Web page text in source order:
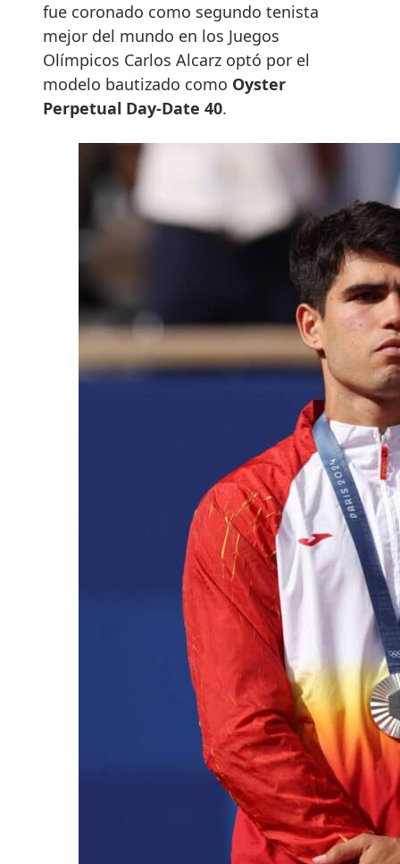
fue coronado como segundo tenista
mejor del mundo en los Juegos
Olímpicos Carlos Alcarz optó por el
modelo bautizado como Oyster
Perpetual Day-Date 40.